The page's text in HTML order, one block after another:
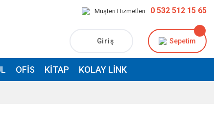
Müşteri Hizmetleri 0 532 512 15 65
Giriş Sepetim
OFIS KITAP KOLAY LINK